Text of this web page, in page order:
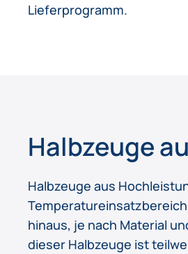
Lieferprogramm.
Halbzeuge
Halbzeuge aus
hinaus, je nach Material
dieser Halbzeuge ist